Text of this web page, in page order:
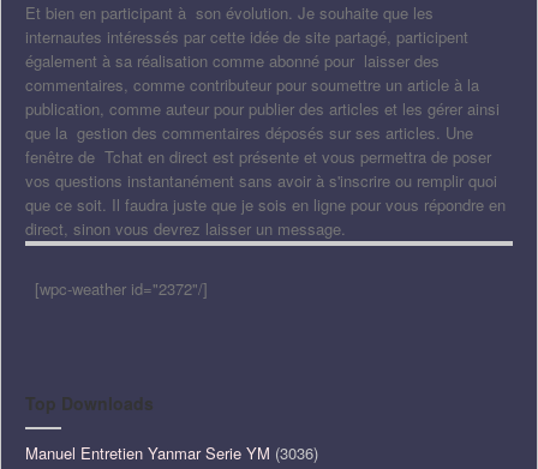
Et bien en participant à son évolution. Je souhaite que les
internautes intéressés par cette idée de site partagé, participent
également à sa réalisation comme abonné pour laisser des
commentaires, comme contributeur pour soumettre un article à la
publication, comme auteur pour publier des articles et les gérer ainsi
que la gestion des commentaires déposés sur ses articles. Une
fenêtre de Tchat en direct est présente et vous permettra de poser
vos questions instantanément sans avoir à s'inscrire ou remplir quoi
que ce soit. Il faudra juste que je sois en ligne pour vous répondre en
direct, sinon vous devrez laisser un message.
[wpc-weather id="2372"/]
Top Downloads
Manuel Entretien Yanmar Serie YM (3036)